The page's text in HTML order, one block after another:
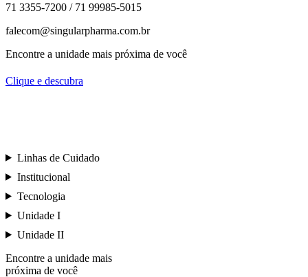
71 3355-7200 / 71 99985-5015
falecom@singularpharma.com.br
Encontre a unidade mais próxima de você
Clique e descubra
Linhas de Cuidado
Institucional
Tecnologia
Unidade I
Unidade II
Encontre a unidade mais
próxima de você